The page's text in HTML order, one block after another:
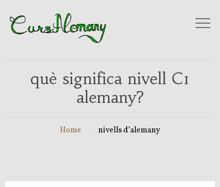
què significa nivell C1
alemany?
Home nivells d’alemany